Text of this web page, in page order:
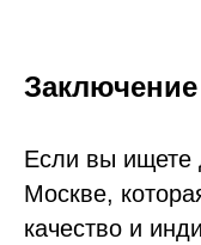
Заключение
Если вы ищете
Москве,
качество и